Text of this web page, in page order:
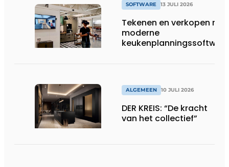
SOFTWARE 13 JULI 2026
Tekenen en verkopen met
moderne
keukenplanningssoftware
ALGEMEEN 10 JULI 2026
DER KREIS: “De kracht
van het collectief”